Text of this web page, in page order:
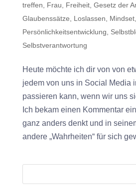
treffen
Frau Freiheit, Gesetz der
Glaubenssätze
Loslassen Mindset,
Persönlichkeitsentwicklung
Selbstverantwortung
Heute möchte ich dir von von
jedem von uns in Social Media
passieren kann, wenn wir uns
Ich bekam einen Kommentar
ganz anders denkt und in
andere „Wahrheiten“ für sich